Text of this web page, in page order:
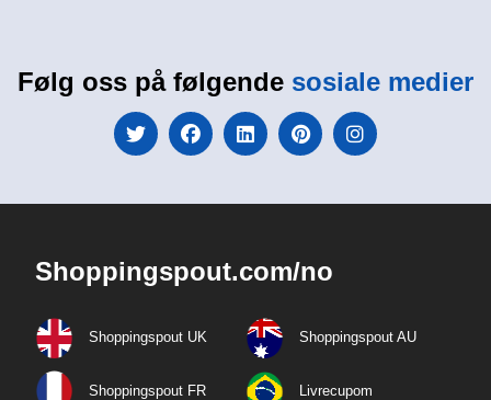
Følg oss på følgende sosiale medier
Shoppingspout.com/no
Shoppingspout UK Shoppingspout AU
Shoppingspout FR Livrecupom